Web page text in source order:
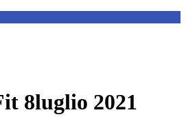
8luglio 2021